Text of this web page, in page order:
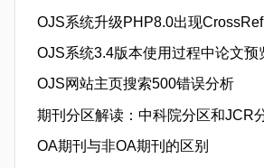
OJS系统升级PHP8.0出现
OJS系统3.4版本使用过程中论文预
OJS网站主页搜索500错误分析
期刊分区解读：中科院分区和JCR
OA期刊与非OA期刊的区别